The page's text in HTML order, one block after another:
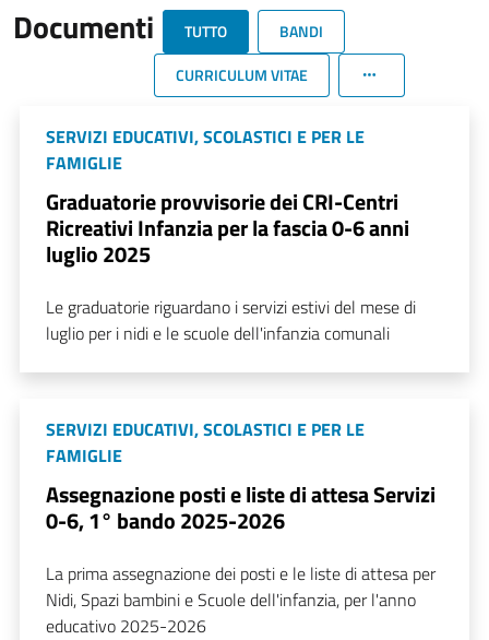
Documenti TUTTO
BANDI
CURRICULUM VITAE
SERVIZI EDUCATIVI, SCOLASTICI E PER LE
FAMIGLIE
Graduatorie provvisorie dei CRI-Centri
Ricreativi Infanzia per la fascia 0-6 anni
luglio 2025
Le graduatorie riguardano i servizi estivi del mese di
luglio per i nidi e le scuole dell'infanzia comunali
SERVIZI EDUCATIVI, SCOLASTICI E PER LE
FAMIGLIE
Assegnazione posti e liste di attesa Servizi
0-6, 1° bando 2025-2026
La prima assegnazione dei posti e le liste di attesa per
Nidi, Spazi bambini e Scuole dell'infanzia, per l'anno
educativo 2025-2026